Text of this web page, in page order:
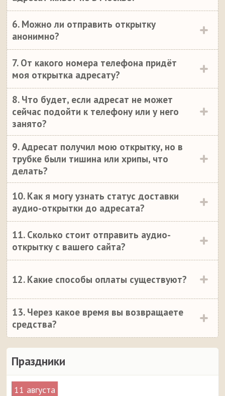
Праздники
11 августа
6. Можно ли отправить открытку
анонимно?
7. От какого номера телефона придёт
моя открытка адресату?
8. Что будет, если адресат не может
сейчас подойти к телефону или у него
занято?
9. Адресат получил мою открытку, но в
трубке были тишина или хрипы, что
делать?
10. Как я могу узнать статус доставки
аудио-открытки до адресата?
11. Сколько стоит отправить аудио-
открытку с вашего сайта?
12. Какие способы оплаты существуют?
13. Через какое время вы возвращаете
средства?